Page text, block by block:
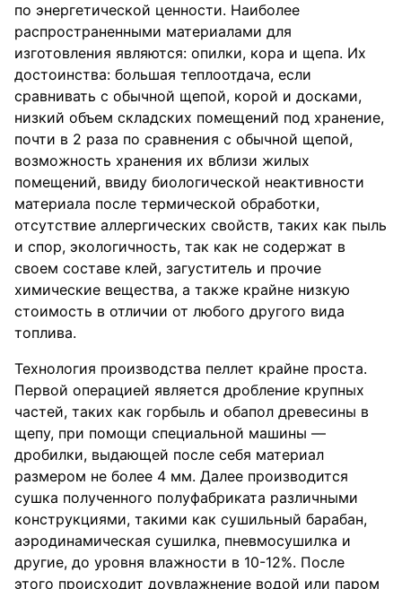
по энергетической ценности. Наиболее
распространенными материалами для
изготовления являются: опилки, кора и щепа. Их
достоинства: большая теплоотдача, если
сравнивать с обычной щепой, корой и досками,
низкий объем складских помещений под хранение,
почти в 2 раза по сравнения с обычной щепой,
возможность хранения их вблизи жилых
помещений, ввиду биологической неактивности
материала после термической обработки,
отсутствие аллергических свойств, таких как пыль
и спор, экологичность, так как не содержат в
своем составе клей, загуститель и прочие
химические вещества, а также крайне низкую
стоимость в отличии от любого другого вида
топлива.
Технология производства пеллет крайне проста.
Первой операцией является дробление крупных
частей, таких как горбыль и обапол древесины в
щепу, при помощи специальной машины —
дробилки, выдающей после себя материал
размером не более 4 мм. Далее производится
сушка полученного полуфабриката различными
конструкциями, такими как сушильный барабан,
аэродинамическая сушилка, пневмосушилка и
другие, до уровня влажности в 10-12%. После
этого происходит доувлажнение водой или паром